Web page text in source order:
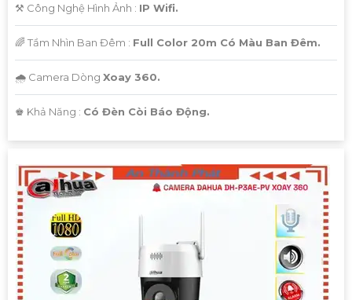
⚒ Công Nghệ Hình Ảnh : IP Wifi.
🌈 Tầm Nhìn Ban Đêm : Full Color 20m Có Màu Ban Đêm.
🌧️ Camera Dòng Xoay 360.
️♚ Khả Năng : Có Đèn Còi Báo Động.